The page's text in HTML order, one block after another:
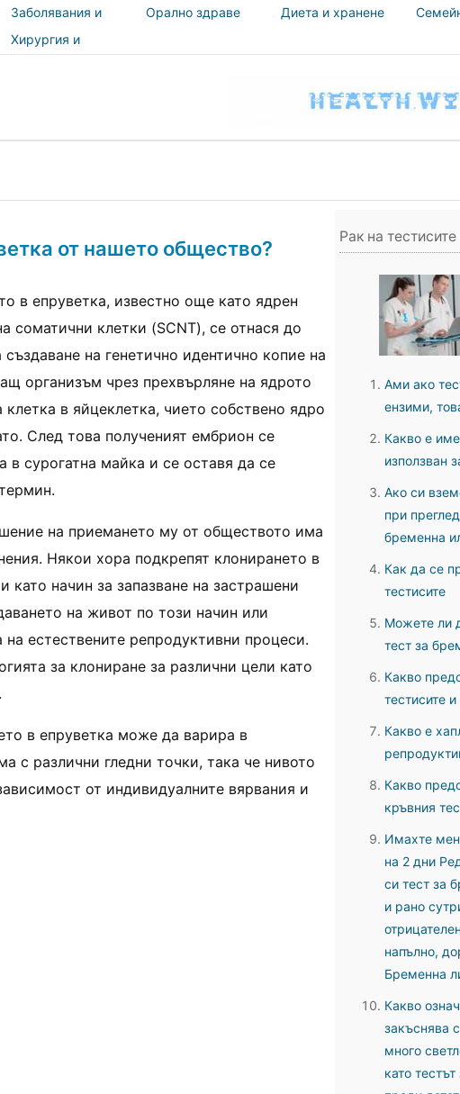
Заболявания и
лечения
Орално здраве Диета и хранене
Хирургия и
от нашето общество?
в епруветка, известно още като ядрен
соматични клетки (SCNT), се отнася до
създаване на генетично идентично копие на
организъм чрез прехвърляне на ядрото
клетка в яйцеклетка, чието собствено ядро
След това полученият ембрион се
в сурогатна майка и се оставя да се
на приемането му от обществото има
Някои хора подкрепят клонирането в
като начин за запазване на застрашени
на живот по този начин или
естествените репродуктивни процеси.
за клониране за различни цели като
в епруветка може да варира в
с различни гледни точки, така че нивото
от индивидуалните вярвания и
Рак на тестисите
Ами ако
ензими,
Какво е
използван
Ако си
при
бременна
Как да се
тестисите
Можете ли
тест за
Какво
тестисите
Какво е
Какво
кръвния
Имахте
на 2 дни
си тест за
и рано
напълно,
Бременна
Какво
закъснява
много
като